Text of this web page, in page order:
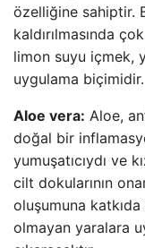
özelliğine sahiptir.
kaldırılmasında
limon suyu içmek,
uygulama biçimidir.
Aloe vera: Aloe,
doğal bir
yumuşatıcıydı ve
cilt dokularının
oluşumuna
olmayan yaralara